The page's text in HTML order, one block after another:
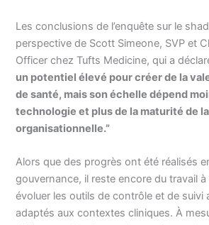
Les conclusions de l’enquête sur le
perspective de Scott Simeone, SVP et
Officer chez Tufts Medicine, qui a
un potentiel élevé pour créer de la
de santé, mais son échelle dépend
technologie et plus de la maturité de
organisationnelle.”
Alors que des progrès ont été réalisés
gouvernance, il reste encore du travail
évoluer les outils de contrôle et de suivi
adaptés aux contextes cliniques. À